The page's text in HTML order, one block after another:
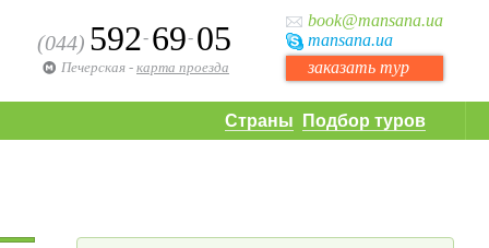
book@mansana.ua
mansana.ua
заказать тур
(044) 592- 69- 05
Печерская - карта проезда
Страны Подбор туров